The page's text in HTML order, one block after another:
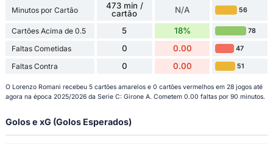
Minutos por Cartão
473 min /
cartão
N/A 56
Cartões Acima de 0.5 5 18% 78
Faltas Cometidas 0 0.00 47
Faltas Contra 0 0.00 51
O Lorenzo Romani recebeu 5 cartões amarelos e 0 cartões vermelhos em 28 jogos até
agora na época 2025/2026 da Serie C: Girone A. Cometem 0.00 faltas por 90 minutos.
Golos e xG (Golos Esperados)